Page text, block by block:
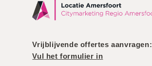
Vrijblijvende offertes aanvragen:
Vul het formulier in